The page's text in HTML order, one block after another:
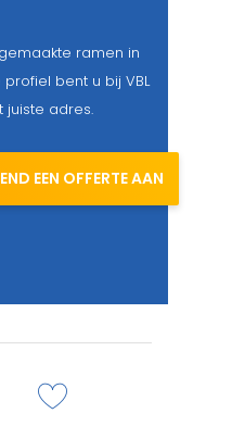
ramen in
bent u bij VBL
juiste adres.
EEN OFFERTE AAN